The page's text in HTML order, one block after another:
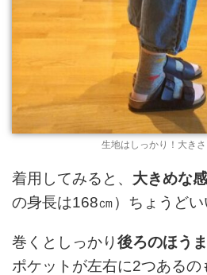
生地はしっかり！大き
着用してみると、 大きめな
の身長は168㎝）ちょうどい
巻くとしっかり後ろのほう
ポケットが左右に2つあるの